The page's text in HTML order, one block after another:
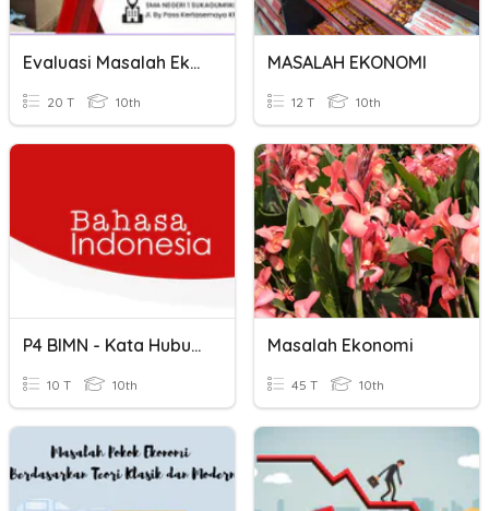
Evaluasi Masalah Ekonomi_X
20 T 10th
MASALAH EKONOMI
12 T 10th
P4 BIMN - Kata Hubung Waktu
10 T 10th
Masalah Ekonomi
45 T 10th